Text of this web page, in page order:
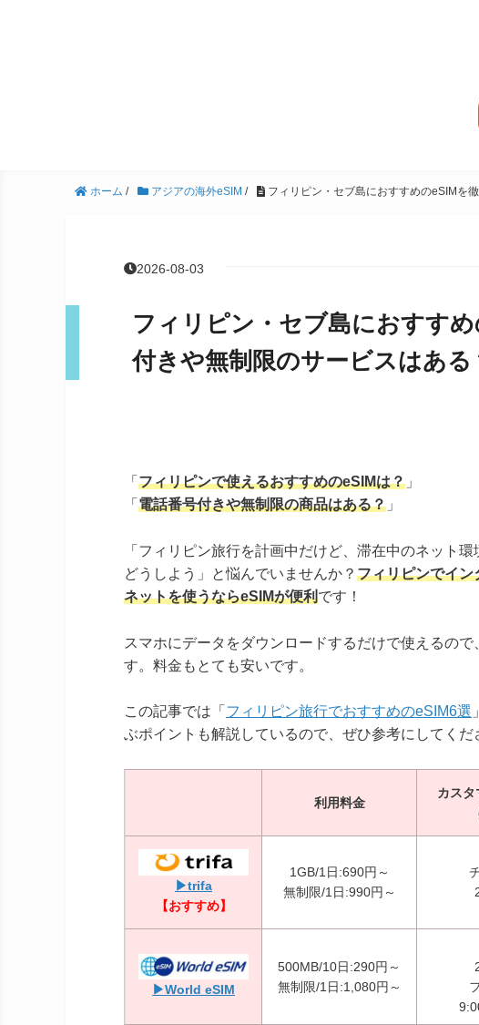
ホーム / アジアの海外eSIM / フィリピン・セブ島におすすめのeSIMを
2026-08-03
フィリピン・セブ島におすす
付きや無制限のサービスはある
「 フィリピンで使えるおすすめのeSIMは？ 」
「 電話番号付きや無制限の商品はある？ 」
「フィリピン旅行を計画中だけど、滞在中のネット環
どうしよう」と悩んでいませんか？ フィリピンでイン
ネットを使うならeSIMが便利です！
スマホにデータをダウンロードするだけで使えるの
す。料金もとても安いです。
この記事では「 フィリピン旅行でおすすめのeSIM6選
ぶポイントも解説しているので、ぜひ参考にしてくだ
利用料金
カスタ
▶trifa
【おすすめ】
1GB/1日:690円～
無制限/1日:990円～
▶World eSIM
500MB/10日:290円～
無制限/1日:1,080円～